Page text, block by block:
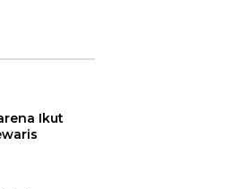
Ikut